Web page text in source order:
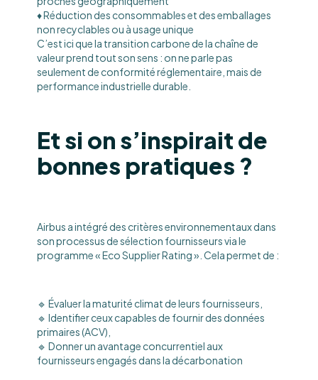
♦️ Réduction des consommables et des emballages
non recyclables ou à usage unique
C’est ici que la transition carbone de la chaîne de
valeur prend tout son sens : on ne parle pas
seulement de conformité réglementaire, mais de
performance industrielle durable.
Et si on s’inspirait de
bonnes pratiques ?
Airbus a intégré des critères environnementaux dans
son processus de sélection fournisseurs via le
programme « Eco Supplier Rating ». Cela permet de :
🔹 Évaluer la maturité climat de leurs fournisseurs,
🔹 Identifier ceux capables de fournir des données
primaires (ACV),
🔹 Donner un avantage concurrentiel aux
fournisseurs engagés dans la décarbonation